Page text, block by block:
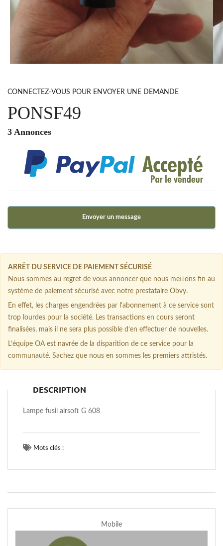
CONNECTEZ-VOUS POUR ENVOYER UNE DEMANDE
PONSF49
3 Annonces
Envoyer un message
ARRÊT DU SERVICE DE PAIEMENT SÉCURISÉ
Nous sommes au regret de vous annoncer que nous mettons fin au
système de paiement sécurisé avec notre prestataire Obvy.
En effet, les charges engendrées par l'abonnement à ce service sont
trop lourdes pour la société. Les transactions en cours seront
finalisées, mais il ne sera plus possible d’en effectuer de nouvelles.
L’équipe OA est navrée de la disparition de ce service pour la
communauté. Sachez que nous en sommes les premiers attristés.
DESCRIPTION
Lampe fusil airsoft G 608
Mots clés :
Mobile